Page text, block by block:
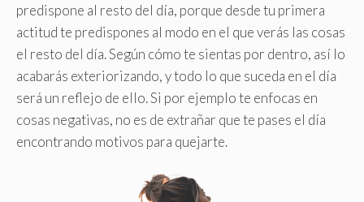
predispone al resto del día, porque desde tu primera
actitud te predispones al modo en el que verás las cosas
el resto del día. Según cómo te sientas por dentro, así lo
acabarás exteriorizando, y todo lo que suceda en el día
será un reflejo de ello.Si por ejemplo te enfocas en
cosas negativas, no es de extrañar que te pases el día
encontrando motivos para quejarte.